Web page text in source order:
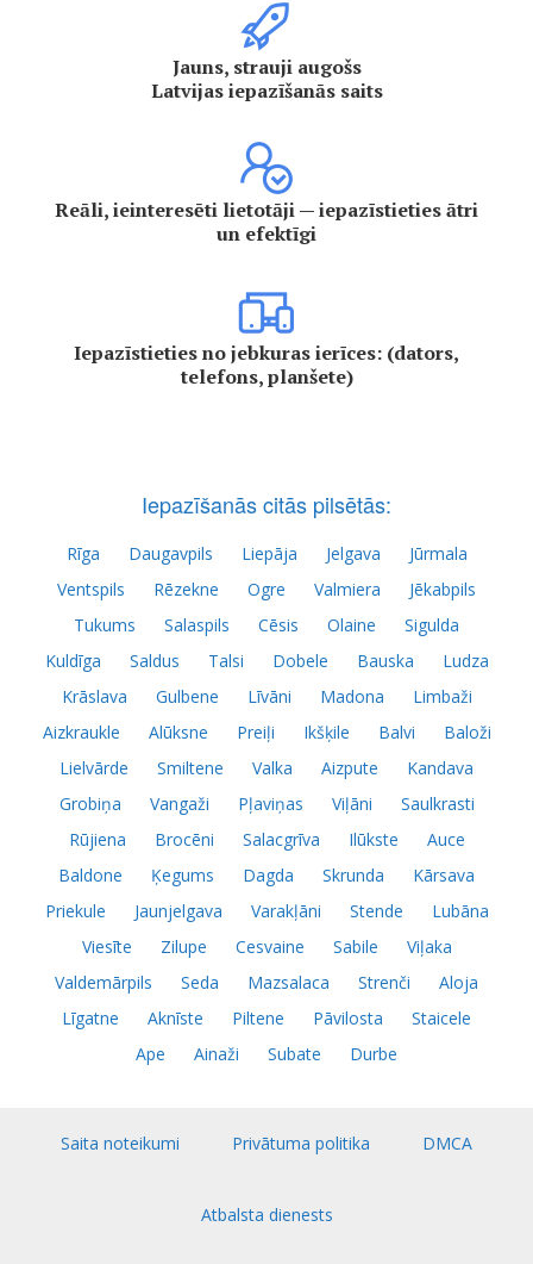
Jauns, strauji augošs
Latvijas iepazīšanās saits
Reāli, ieinteresēti lietotāji — iepazīstieties ātri
un efektīgi
Iepazīstieties no jebkuras ierīces: (dators,
telefons, planšete)
Iepazīšanās citās pilsētās:
Rīga Daugavpils Liepāja Jelgava
Jūrmala
Ventspils
Rēzekne Ogre Valmiera
Jēkabpils
Tukums
Salaspils Cēsis Olaine
Sigulda
Kuldīga
Saldus Talsi Dobele Bauska
Ludza
Krāslava
Gulbene Līvāni Madona
Limbaži
Aizkraukle
Alūksne Preiļi Ikšķile Balvi
Baloži
Lielvārde
Smiltene Valka Aizpute
Kandava
Grobiņa
Vangaži Pļaviņas Viļāni
Saulkrasti
Rūjiena
Brocēni Salacgrīva Ilūkste
Auce
Baldone
Ķegums Dagda Skrunda
Kārsava
Priekule
Jaunjelgava Varakļāni Stende
Lubāna
Viesīte
Zilupe Cesvaine Sabile
Viļaka
Valdemārpils
Seda Mazsalaca Strenči
Aloja
Līgatne
Aknīste Piltene Pāvilosta
Staicele
Ape
Ainaži Subate Durbe
Saita noteikumi Privātuma politika DMCA
Atbalsta dienests